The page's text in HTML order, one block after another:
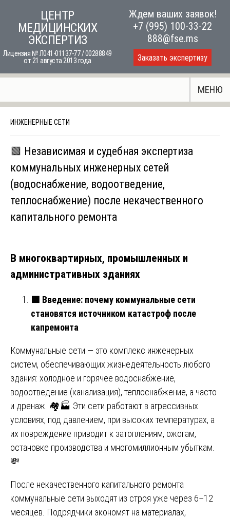
content
ЦЕНТР
МЕДИЦИНСКИХ
ЭКСПЕРТИЗ
Лицензия № Л041-01137-77 / 00288849
от 21 августа 2013 года
Ждем ваших заявок!
+7 (995) 100-33-22
888@fse.ms
Заказать экспертизу
МЕНЮ
ИНЖЕНЕРНЫЕ СЕТИ
🟩 Независимая и судебная экспертиза
коммунальных инженерных сетей
(водоснабжение, водоотведение,
теплоснабжение) после некачественного
капитального ремонта
В многоквартирных, промышленных и
административных зданиях
🟩 Введение: почему коммунальные сети
становятся источником катастроф после
капремонта
Коммунальные сети — это комплекс инженерных
систем, обеспечивающих жизнедеятельность любого
здания: холодное и горячее водоснабжение,
водоотведение (канализация), теплоснабжение, а часто
и дренаж. 🏘️🏭 Эти сети работают в агрессивных
условиях, под давлением, при высоких температурах, а
их повреждение приводит к затоплениям, ожогам,
остановке производства и многомиллионным убыткам.
💸
После некачественного капитального ремонта
коммунальные сети выходят из строя уже через 6–12
месяцев. Подрядчики экономят на материалах,